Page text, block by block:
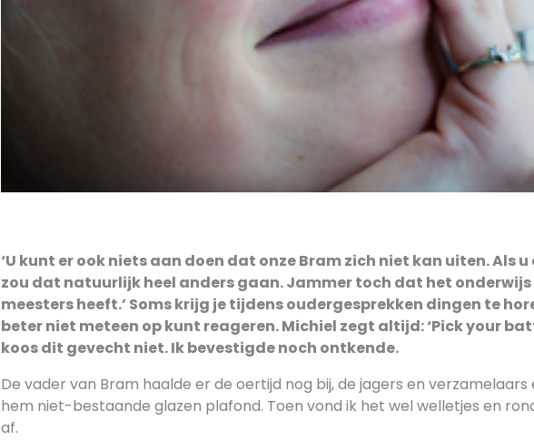
‘U kunt er ook niets aan doen dat onze Bram zich niet kan uiten. Als u
zou dat natuurlijk heel anders gaan. Jammer toch dat het onderwijs
meesters heeft.’ Soms krijg je tijdens oudergesprekken dingen te
beter niet meteen op kunt reageren. Michiel zegt altijd: ‘Pick your
koos dit gevecht niet. Ik bevestigde noch ontkende.
De vader van Bram haalde er de oertijd nog bij, de jagers en verzamelaars
hem niet-bestaande glazen plafond. Toen vond ik het wel welletjes en
af.